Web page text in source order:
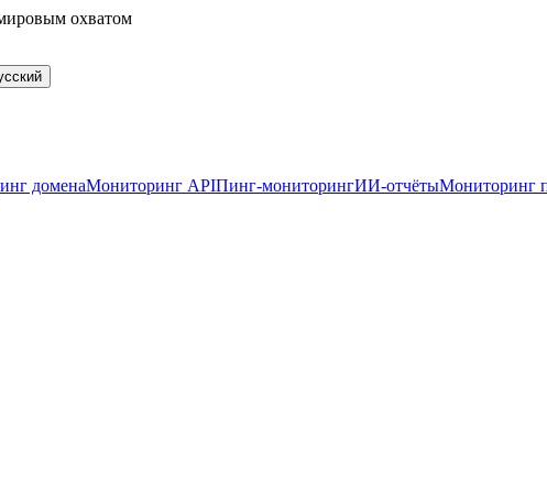
охватом
доменаМониторинг APIПинг-мониторингИИ-отчётыМониторинг